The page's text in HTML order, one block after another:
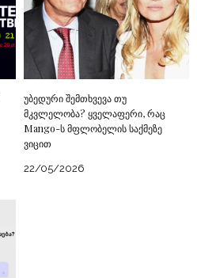
უბედური შემთხვევა თუ
მკვლელობა? ყველაფერი, რაც
Mango-ს მფლობელის საქმეზე
ვიცით
22/05/2026